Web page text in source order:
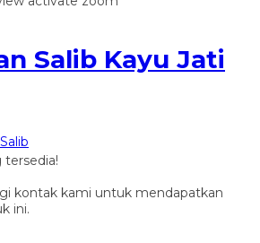
Salib Kayu Jati
tersedia!
kontak kami untuk mendapatkan
ini.